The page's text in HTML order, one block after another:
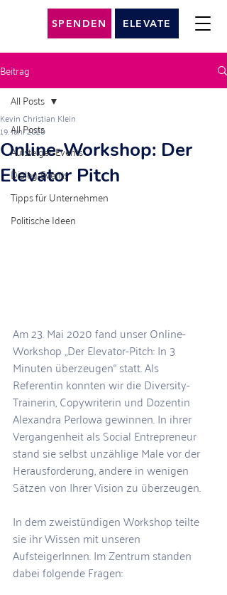
ELEVATE
SPENDEN
Beitrag
All Posts
Aufsteiger-Events
Dialog-Events
Tipps für Unternehmen
Politische Ideen
All Posts
Online-Workshop: Der
Elevator Pitch
Kevin Christian Klein
19. Juni 2020
Am 23. Mai 2020 fand unser Online-
Workshop „Der Elevator-Pitch: In 3
Minuten überzeugen“ statt. Als
Referentin konnten wir die Diversity-
Trainerin, Copywriterin und Dozentin
Alexandra Perlowa gewinnen. In ihrer
Vergangenheit als Social Entrepreneur
stand sie selbst unzählige Male vor der
Herausforderung, andere in wenigen
Sätzen von Ihrer Vision zu überzeugen.
In dem zweistündigen Workshop teilte
sie ihr Wissen mit unseren
AufsteigerInnen. Im Zentrum standen
dabei folgende Fragen: